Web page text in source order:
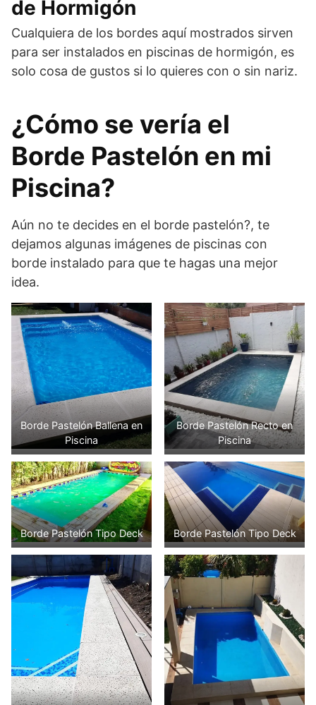
de Hormigón
Cualquiera de los bordes aquí mostrados sirven
para ser instalados en piscinas de hormigón, es
solo cosa de gustos si lo quieres con o sin nariz.
¿Cómo se vería el
Borde Pastelón en mi
Piscina?
Aún no te decides en el borde pastelón?, te
dejamos algunas imágenes de piscinas con
borde instalado para que te hagas una mejor
idea.
Borde Pastelón Ballena en
Piscina
Borde Pastelón Recto en
Piscina
Borde Pastelón Tipo Deck Borde Pastelón Tipo Deck